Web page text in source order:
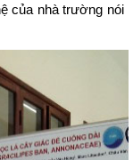
của nhà trường nói